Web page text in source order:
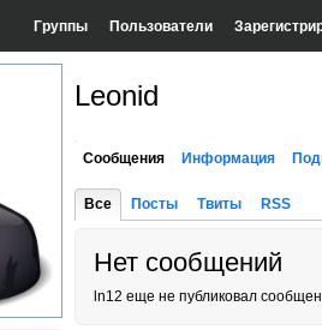
Группы Пользователи
Leonid
Сообщения Информация
Все Посты Твиты RSS
Нет сообщений
ln12 еще не публиковал